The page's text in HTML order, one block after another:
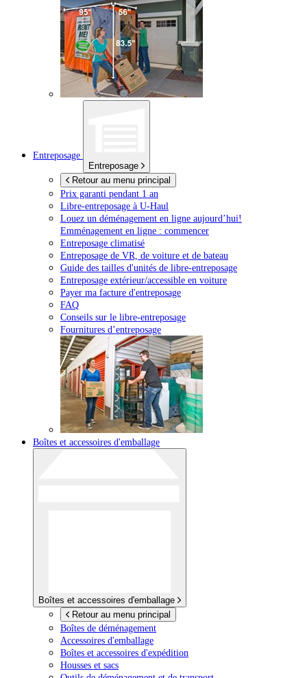
Entreposage
Entreposage
Retour au menu principal
Prix garanti pendant 1 an
Libre-entreposage à U-Haul
Louez un déménagement en ligne aujourd’hui!
Emménagement en ligne : commencer
Entreposage climatisé
Entreposage de VR, de voiture et de bateau
Guide des tailles d'unités de libre-entreposage
Entreposage extérieur/accessible en voiture
Payer ma facture d'entreposage
FAQ
Conseils sur le libre-entreposage
Fournitures d’entreposage
Boîtes et accessoires d'emballage
Boîtes et accessoires d'emballage
Retour au menu principal
Boîtes de déménagement
Accessoires d'emballage
Boîtes et accessoires d'expédition
Housses et sacs